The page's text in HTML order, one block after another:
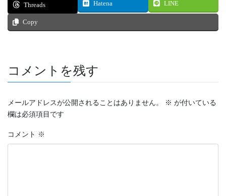
Threads Hatena LINE
Copy
コメントを残す
メールアドレスが公開されることはありません。 ※ が付いている
欄は必須項目です
コメント ※